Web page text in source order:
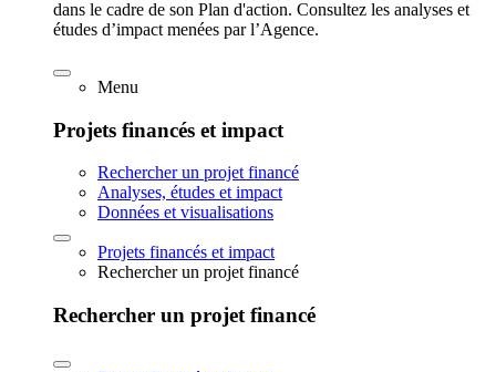
dans le cadre de son Plan d'action. Consultez les analyses et
études d’impact menées par l’Agence.
Menu
Projets financés et impact
Rechercher un projet financé
Analyses, études et impact
Données et visualisations
Projets financés et impact
Rechercher un projet financé
Rechercher un projet financé